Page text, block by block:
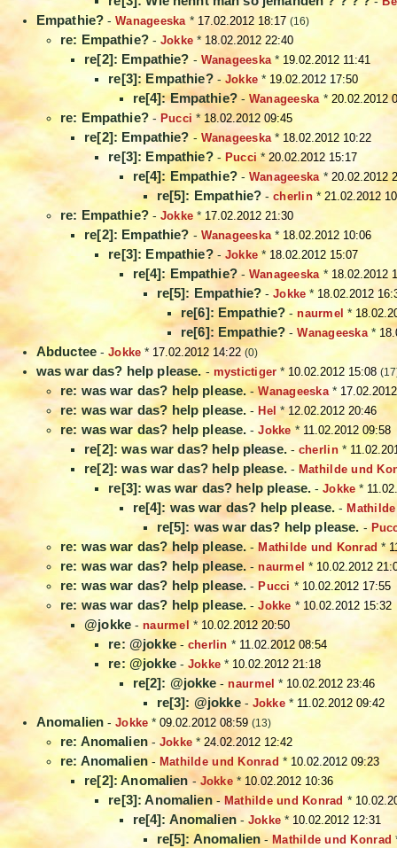
Empathie? -Wanageeska* 17.02.2012 18:17 (16)
re: Empathie?- Jokke * 18.02.2012 22:40
re[2]: Empathie? - Wanageeska* 19.02.2012 11:41
re[3]: Empathie?-Jokke * 19.02.2012 17:50
re[4]: Empathie?- Wanageeska* 20.02.2012
re: Empathie?- Pucci * 18.02.2012 09:45
re[2]: Empathie? - Wanageeska* 18.02.2012 10:22
re[3]: Empathie?-Pucci*20.02.2012 15:17
re[4]: Empathie?-Wanageeska* 20.02.2012
re[5]: Empathie? -cherlin* 21.02.2012
re: Empathie?- Jokke *17.02.2012 21:30
re[2]: Empathie? - Wanageeska*18.02.2012 10:06
re[3]: Empathie?- Jokke * 18.02.2012 15:07
re[4]: Empathie?- Wanageeska* 18.02.2012
re[5]: Empathie? -Jokke * 18.02.2012
re[6]: Empathie? -naurmel *
re[6]: Empathie? -Wanageeska*
Abductee- Jokke * 17.02.2012 14:22 (0)
was war das? help please. - mystictiger * 10.02.2012 15:08
re: was war das? help please. -Wanageeska*
re: was war das? help please. - Hel*12.02.2012 20:46
re: was war das? help please. -Jokke* 11.02.2012 09:58
re[2]: was war das? help please.- cherlin*
re[2]: was war das? help please.- Mathilde und
re[3]: was war das? help please. -Jokke *
re[4]: was war das? help please. -
re[5]: was war das? help please. -
re: was war das? help please. - Mathilde und Konrad *
re: was war das? help please. - naurmel * 10.02.2012
re: was war das? help please. - Pucci * 10.02.2012 17:55
re: was war das? help please. -Jokke * 10.02.2012 15:32
@jokke -naurmel * 10.02.2012 20:50
re: @jokke- cherlin * 11.02.2012 08:54
re: @jokke- Jokke * 10.02.2012 21:18
re[2]: @jokke -naurmel * 10.02.2012 23:46
re[3]: @jokke- Jokke* 11.02.2012 09:42
Anomalien -Jokke *09.02.2012 08:59 (13)
re: Anomalien- Jokke *24.02.2012 12:42
re: Anomalien- Mathilde und Konrad *10.02.2012 09:23
re[2]: Anomalien- Jokke* 10.02.2012 10:36
re[3]: Anomalien-Mathilde und Konrad *
re[4]: Anomalien-Jokke * 10.02.2012 12:31
re[5]: Anomalien - Mathilde und Konrad